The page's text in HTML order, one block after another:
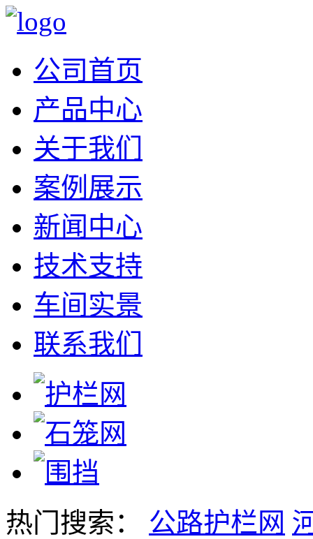
公司首页
产品中心
关于我们
案例展示
新闻中心
技术支持
车间实景
联系我们
热门搜索： 公路护栏网